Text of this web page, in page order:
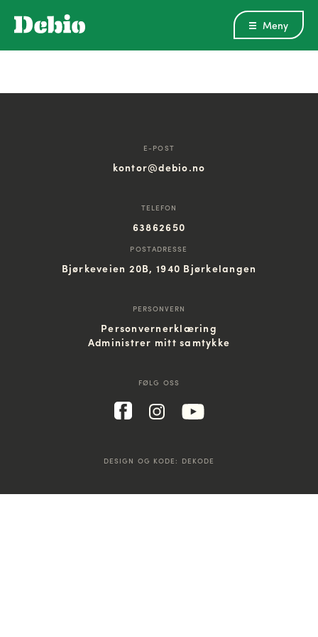
E-POST
kontor@debio.no
TELEFON
63862650
POSTADRESSE
Bjørkeveien 20B, 1940 Bjørkelangen
PERSONVERN
Personvernerklæring
Administrer mitt samtykke
FØLG OSS
DESIGN OG KODE: DEKODE
Meny